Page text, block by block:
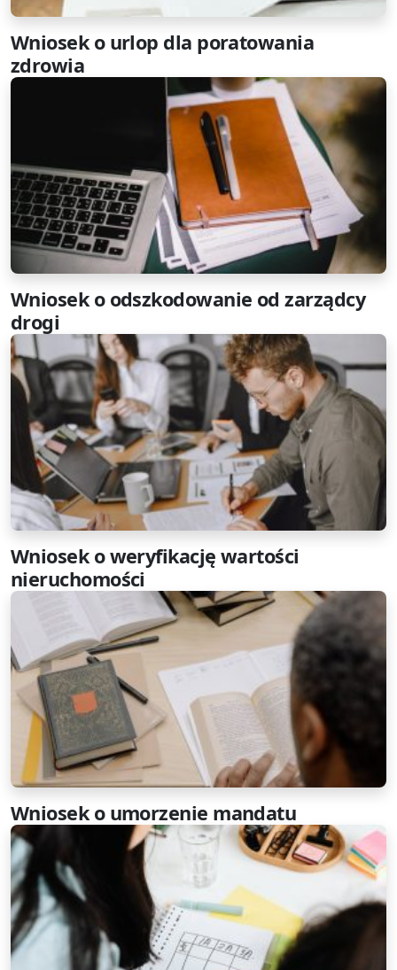
Wniosek o urlop dla poratowania
zdrowia
Wniosek o odszkodowanie od zarządcy
drogi
Wniosek o weryfikację wartości
nieruchomości
Wniosek o umorzenie mandatu